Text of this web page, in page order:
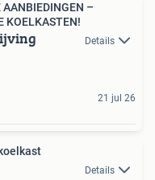
–
KOELKASTEN!
Details
21 jul 26
Details